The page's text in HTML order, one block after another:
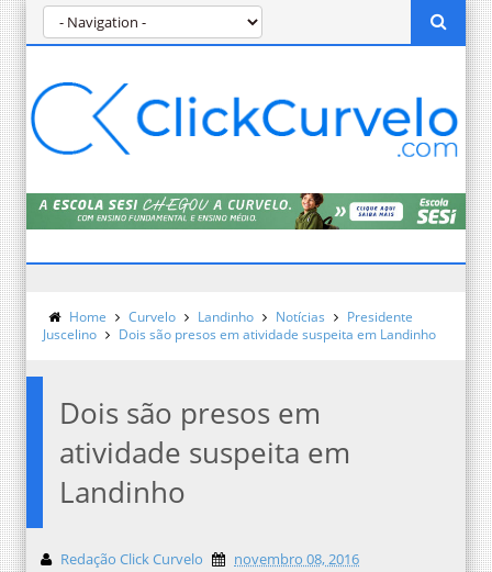
Home Curvelo Landinho Notícias
Presidente
Juscelino
Dois são presos em atividade suspeita em Landinho
Dois são presos em
atividade suspeita em
Landinho
Redação Click Curvelo novembro 08, 2016